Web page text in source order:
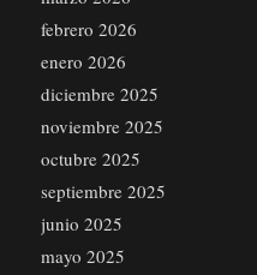
febrero 2026
enero 2026
diciembre 2025
noviembre 2025
octubre 2025
septiembre 2025
junio 2025
mayo 2025